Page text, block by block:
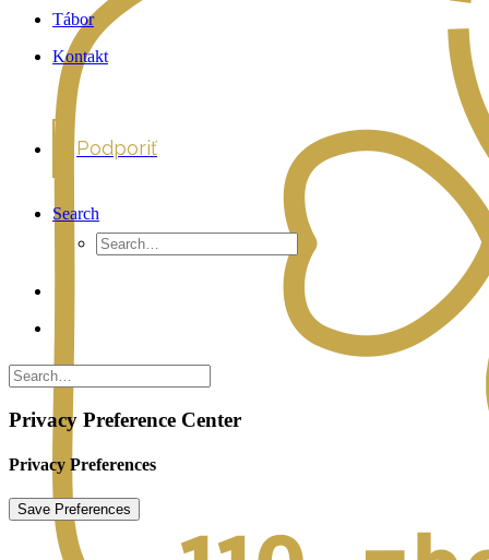
Tábor
Kontakt
Podporiť
Search
Privacy Preference Center
Privacy Preferences